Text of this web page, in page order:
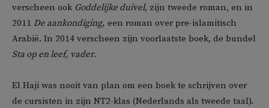
verscheen ook Goddelijke duivel, zijn tweede roman, en in
2011 De aankondiging, een roman over pre-islamitisch
Arabië. In 2014 verscheen zijn voorlaatste boek, de bundel
Sta op en leef, vader.
El Haji was nooit van plan om een boek te schrijven over
de cursisten in zijn NT2-klas (Nederlands als tweede taal).